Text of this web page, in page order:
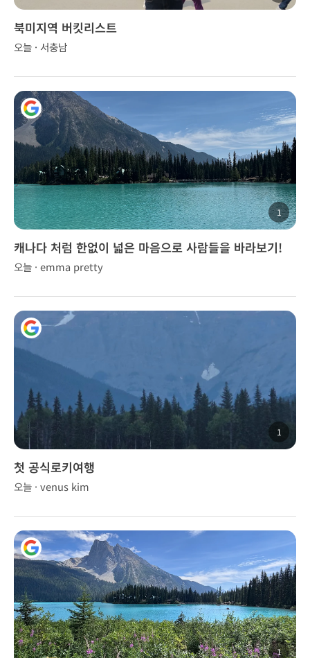
북미지역 버킷리스트
오늘 · 서충남
1
캐나다 처럼 한없이 넓은 마음으로 사람들을 바라보기!
오늘 · emma pretty
1
첫 공식로키여행
오늘 · venus kim
1